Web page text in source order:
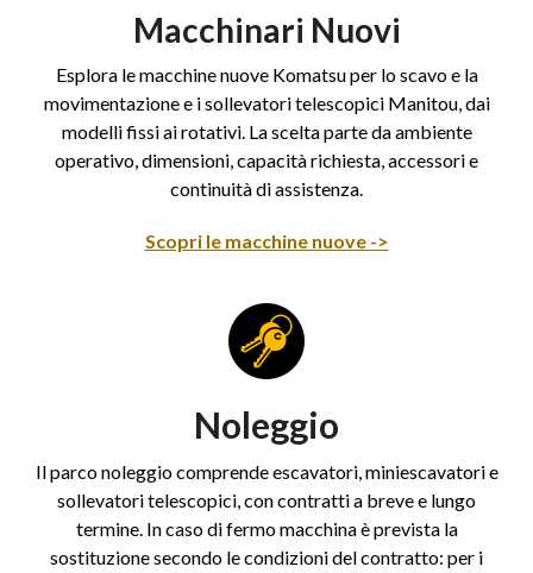
Macchinari Nuovi
Esplora le macchine nuove Komatsu per lo scavo e la
movimentazione e i sollevatori telescopici Manitou, dai
modelli fissi ai rotativi. La scelta parte da ambiente
operativo, dimensioni, capacità richiesta, accessori e
continuità di assistenza.
Scopri le macchine nuove ->
Noleggio
Il parco noleggio comprende escavatori, miniescavatori e
sollevatori telescopici, con contratti a breve e lungo
termine. In caso di fermo macchina è prevista la
sostituzione secondo le condizioni del contratto: per i